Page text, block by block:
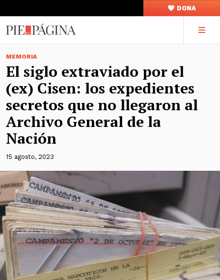
DONA
MEMORIA
El siglo extraviado por el
(ex) Cisen: los expedientes
secretos que no llegaron al
Archivo General de la
Nación
15 agosto, 2023